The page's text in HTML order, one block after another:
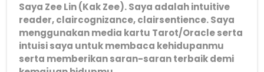
Saya Zee Lin (Kak Zee). Saya adalah intuitive
reader, claircognizance, clairsentience. Saya
menggunakan media kartu Tarot/Oracle serta
intuisi saya untuk membaca kehidupanmu
serta memberikan saran-saran terbaik demi